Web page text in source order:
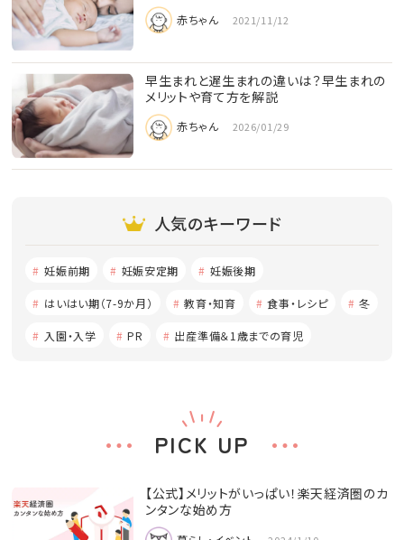
赤ちゃん 2021/11/12
早生まれと遅生まれの違いは？早生まれの
メリットや育て方を解説
赤ちゃん 2026/01/29
人気のキーワード
妊娠前期 妊娠安定期 妊娠後期
はいはい期（7-9か月） 教育・知育 食事・レシピ 冬
入園・入学 PR 出産準備＆1歳までの育児
PICK UP
【公式】メリットがいっぱい！楽天経済圏のカ
ンタンな始め方